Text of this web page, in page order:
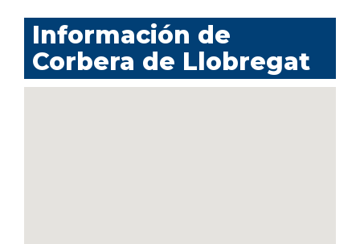
Información de
Corbera de Llobregat